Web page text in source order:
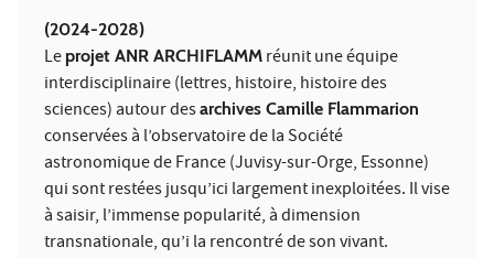
(2024-2028)
Le projet ANR ARCHIFLAMM réunit une équipe
interdisciplinaire (lettres, histoire, histoire des
sciences) autour desarchives Camille Flammarion
conservées à l’observatoire de la Société
astronomique de France (Juvisy-sur-Orge, Essonne)
qui sont restées jusqu’ici largement inexploitées. Il vise
à saisir, l’immense popularité, à dimension
transnationale, qu’i la rencontré de son vivant.